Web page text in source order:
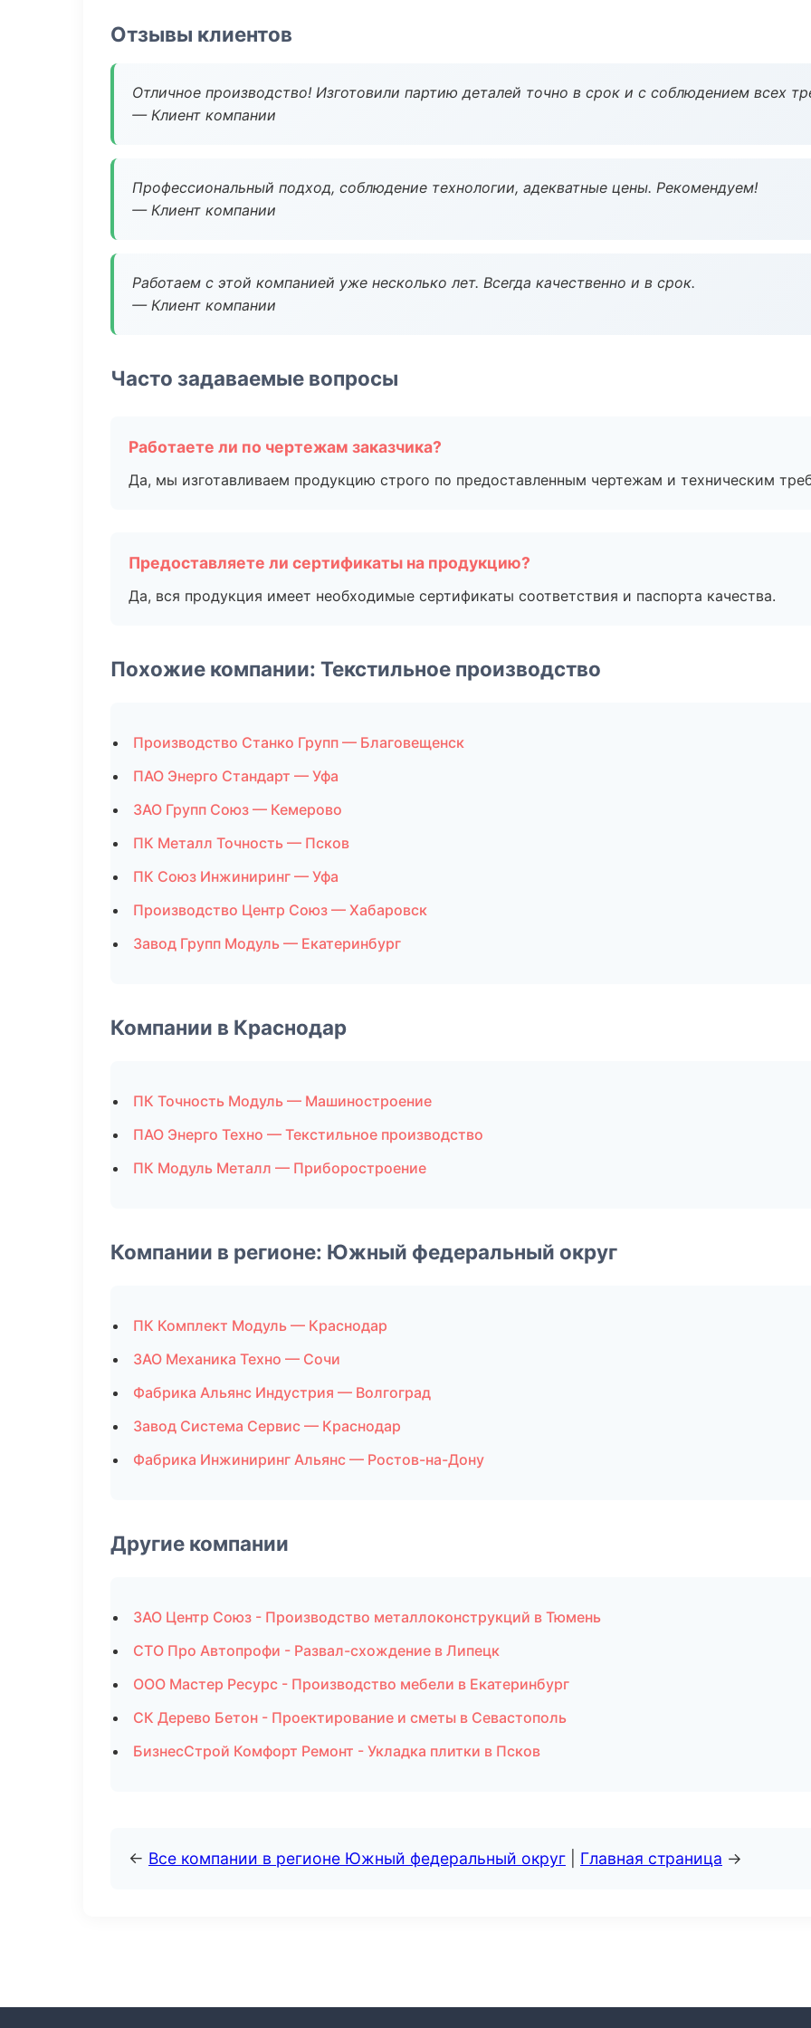
Отзывы клиентов
Отличное производство! Изготовили партию деталей точно в срок и с соблюдением всех
— Клиент компании
Профессиональный подход, соблюдение технологии, адекватные цены. Рекомендуем!
— Клиент компании
Работаем с этой компанией уже несколько лет. Всегда качественно и в срок.
— Клиент компании
Часто задаваемые вопросы
Работаете ли по чертежам заказчика?
Да, мы изготавливаем продукцию строго по предоставленным чертежам и техническим
Предоставляете ли сертификаты на продукцию?
Да, вся продукция имеет необходимые сертификаты соответствия и паспорта качества.
Похожие компании: Текстильное производство
Производство Станко Групп — Благовещенск
ПАО Энерго Стандарт — Уфа
ЗАО Групп Союз — Кемерово
ПК Металл Точность — Псков
ПК Союз Инжиниринг — Уфа
Производство Центр Союз — Хабаровск
Завод Групп Модуль — Екатеринбург
Компании в Краснодар
ПК Точность Модуль — Машиностроение
ПАО Энерго Техно — Текстильное производство
ПК Модуль Металл — Приборостроение
Компании в регионе: Южный федеральный округ
ПК Комплект Модуль — Краснодар
ЗАО Механика Техно — Сочи
Фабрика Альянс Индустрия — Волгоград
Завод Система Сервис — Краснодар
Фабрика Инжиниринг Альянс — Ростов-на-Дону
Другие компании
ЗАО Центр Союз - Производство металлоконструкций в Тюмень
СТО Про Автопрофи - Развал-схождение в Липецк
ООО Мастер Ресурс - Производство мебели в Екатеринбург
СК Дерево Бетон - Проектирование и сметы в Севастополь
БизнесСтрой Комфорт Ремонт - Укладка плитки в Псков
← Все компании в регионе Южный федеральный округ Главная страница →